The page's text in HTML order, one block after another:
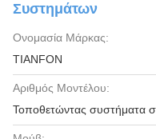
Συστημάτων
Ονομασία Μάρκας:
TIANFON
Αριθμός Μοντέλου:
Τοποθετώντας συστήματα